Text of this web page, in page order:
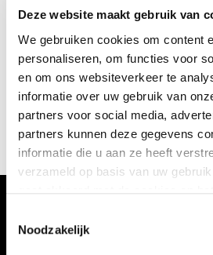
Deze website maakt gebruik van
We gebruiken cookies om content
personaliseren, om functies voor
en om ons websiteverkeer te
informatie over uw gebruik van
partners voor social media,
partners kunnen deze gegevens
informatie die u aan ze heeft
verzameld op basis van uw
Noodzakelijk
Zandvoorts Museum laat twee
30 mei t/m 26 juli 2026. De cartoons
van Pelt en de illustraties van Henriët
3 min
VERHALEN